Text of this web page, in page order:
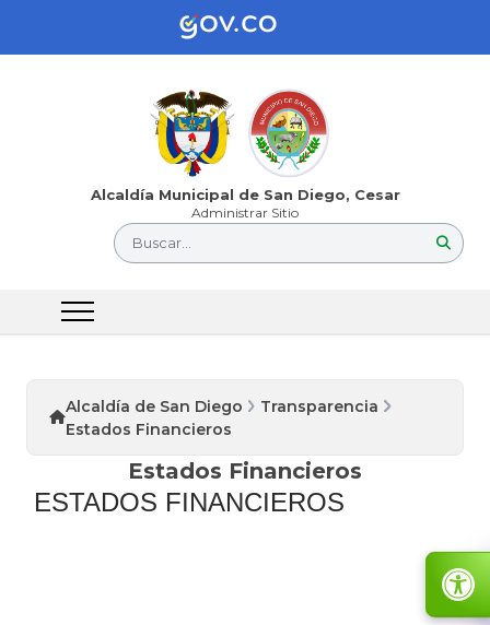
Alcaldía Municipal de San Diego, Cesar
Administrar Sitio
Buscar...
Alcaldía de San Diego
Transparencia
Estados Financieros
Estados Financieros
ESTADOS FINANCIEROS